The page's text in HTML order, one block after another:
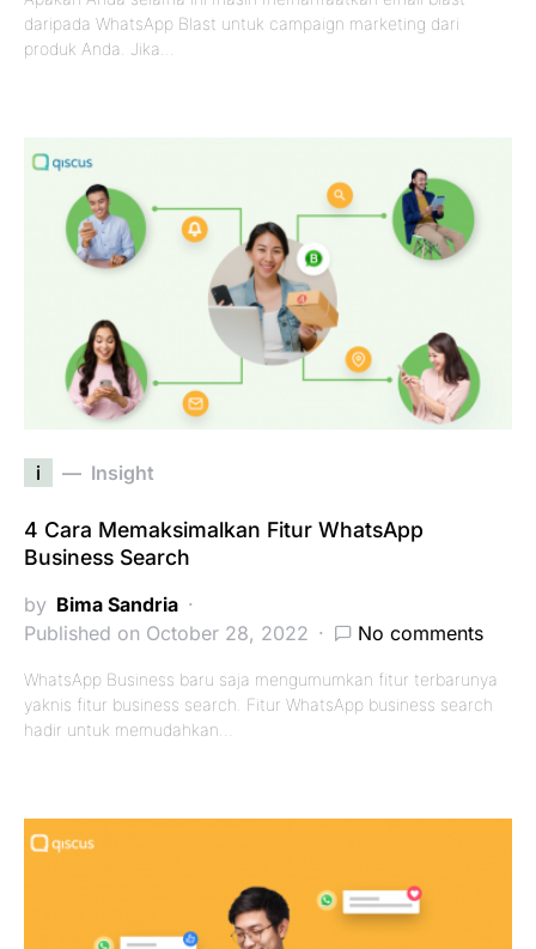
daripada WhatsApp Blast untuk campaign marketing dari
produk Anda. Jika…
i Insight
4 Cara Memaksimalkan Fitur WhatsApp
Business Search
by Bima Sandria
Published on October 28, 2022
No comments
WhatsApp Business baru saja mengumumkan fitur terbarunya
yaknis fitur business search. Fitur WhatsApp business search
hadir untuk memudahkan…